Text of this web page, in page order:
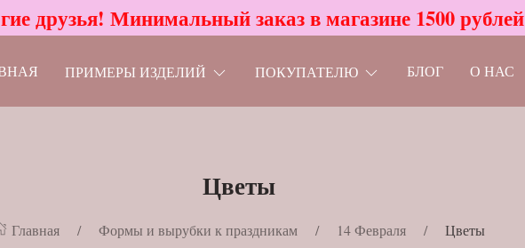
друзья! Минимальный заказ в магазине 1500 рублей
ПРИМЕРЫ ИЗДЕЛИЙ ПОКУПАТЕЛЮ БЛОГ О НАС
Цветы
Главная Формы и вырубки к праздникам 14 Февраля Цветы